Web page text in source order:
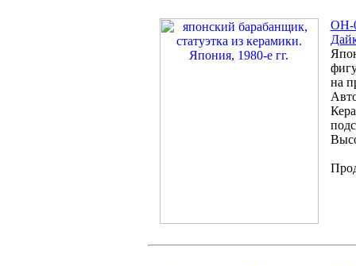
OH-
на